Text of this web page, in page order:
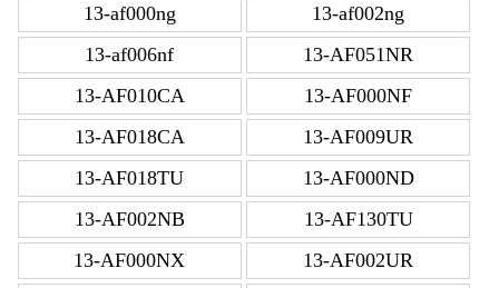
13-af000ng
13-af002ng
13-af006nf
13-AF051NR
13-AF010CA
13-AF000NF
13-AF018CA
13-AF009UR
13-AF018TU
13-AF000ND
13-AF002NB
13-AF130TU
13-AF000NX
13-AF002UR